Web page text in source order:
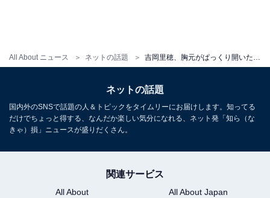
All About ニュース ネットの話題
ネットの話題
国内外のSNSで話題の人＆トピックをタイムリーにお届けします。知ってる
だけでちょっと得する、なんだか楽しい気分になれる、ネット発「知ら（な
きゃ）損」ニュースが盛りだくさん。
関連サービス
All About
All About Japan